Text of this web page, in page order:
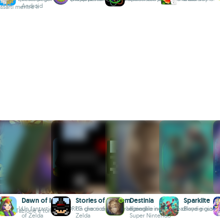
mentre li
Android
la
d'azione è tornato.
Dawn of Isles
Un fantastico MMORPG che ricorda The Legend
of Zelda
Stories of Bethem
Un gioco di ruolo tradizionale nello stile di
Zelda
Destinia
Il meglio in fatto di azione e
Super Nintendo
Sparklite
Playdigious